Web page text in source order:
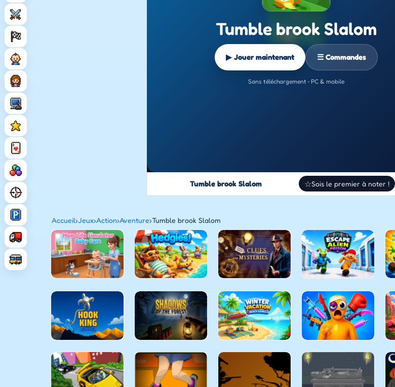
Tumble brook Slalom
▶ Jouer maintenant ☰ Commandes
Sans téléchargement • PC & mobile
Tumble brook Slalom ☆Sois le premier à noter !
Accueil›Jeux›Action›Aventure›Tumble brook Slalom